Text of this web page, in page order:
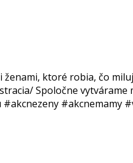
ktoré robia, čo
Spoločne
#akcnemamy